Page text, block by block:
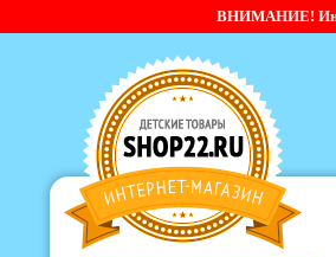
ВНИМАНИЕ!